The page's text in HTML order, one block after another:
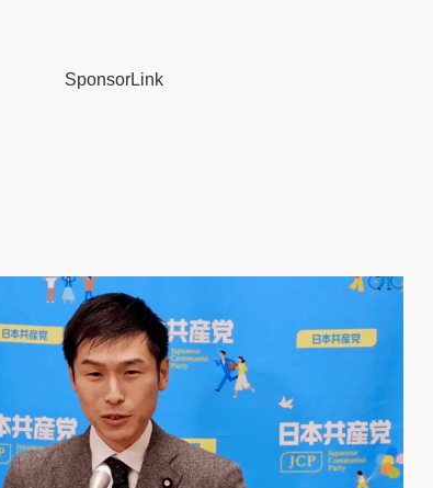
SponsorLink